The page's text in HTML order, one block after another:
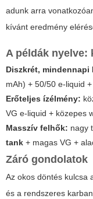
adunk arra
kívánt eredmény
A példák nyelve:
Diszkrét, mindennapi
mAh) + 50/50 e-liquid
Erőteljes ízélmény:
VG e-liquid + közepes
Masszív felhők: nagy
tank + magas VG +
Záró gondolatok
Az okos döntés kulcsa
és a rendszeres